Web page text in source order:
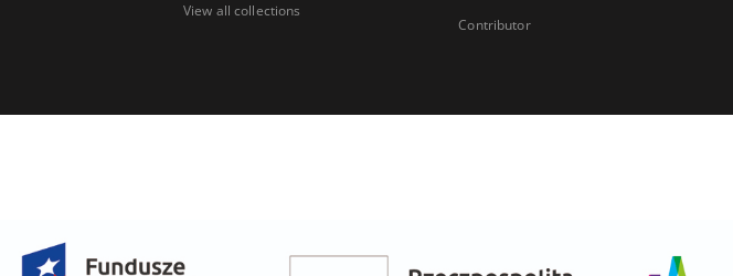
View all collections
Contributor